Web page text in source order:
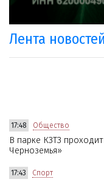
Лента новостей
17:48 Общество
В парке КЗТЗ
Черноземья»
17:43 Спорт